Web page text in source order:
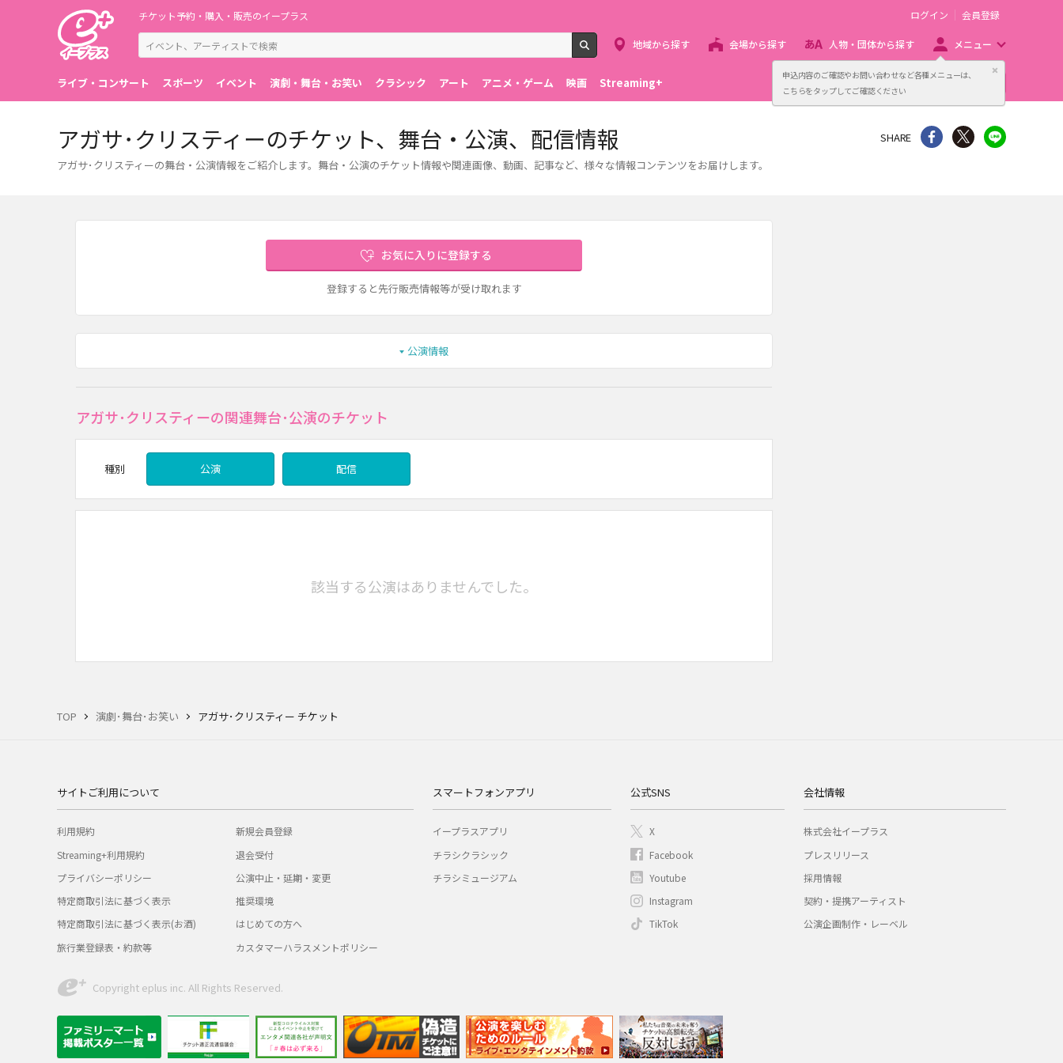
申込内容のご確認やお問い合わせなど各種メニューは、
こちらをタップしてご確認ください
閉じる
チケット予約・購入・販売のイープラス
検索
ログイン 会員登録
地域から探す 会場から探す 人物・団体から探す メニュー
ライブ・コンサート スポーツ イベント 演劇・舞台・お笑い クラシック アート アニメ・ゲーム 映画 Streaming+ 主催者向け販売サービス
TOP 演劇･舞台･お笑い アガサ･クリスティー チケット
アガサ･クリスティーのチケット、舞台・公演、配信情報
アガサ･クリスティーの舞台・公演情報をご紹介します。舞台・公演のチケット情報や関連画像、動画、記事など、様々な情報コンテンツをお届けします。
SHARE シェア Twitter
お気に入りに登録する
登録すると先行販売情報等が受け取れます
公演情報
アガサ･クリスティーの関連舞台･公演のチケット
種別 公演 配信
該当する公演はありませんでした。
サイトご利用について
利用規約
Streaming+利用規約
プライバシーポリシー
特定商取引法に基づく表示
特定商取引法に基づく表示(お酒)
旅行業登録表・約款等
新規会員登録
退会受付
公演中止・延期・変更
推奨環境
はじめての方へ
カスタマーハラスメントポリシー
スマートフォンアプリ
イープラスアプリ
チラシクラシック
チラシミュージアム
公式SNS
X
Facebook
Youtube
Instagram
TikTok
会社情報
株式会社イープラス
プレスリリース
採用情報
契約・提携アーティスト
公演企画制作・レーベル
Copyright eplus inc. All Rights Reserved.